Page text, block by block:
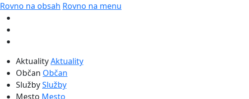
Rovno na obsah Rovno na menu
AktualityAktuality
Občan Občan
SlužbySlužby
Mesto Mesto